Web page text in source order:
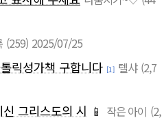
(259) 2025/07/25
릭성가책 구합니다 [1] 텔샤 (2,7
그리스도의 시 📱 작은 아이 (2,